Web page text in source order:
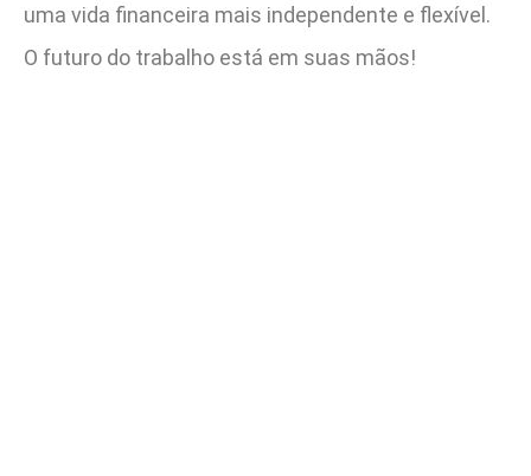
uma vida financeira mais independente e flexível.
O futuro do trabalho está em suas mãos!